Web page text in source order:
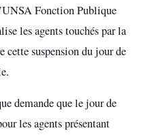
Fonction Publique
les agents touchés par la
cette suspension du jour de
demande que le jour de
les agents présentant